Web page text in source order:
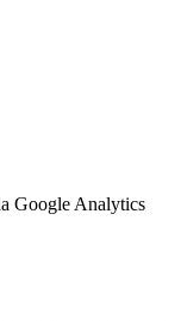
Google Analytics